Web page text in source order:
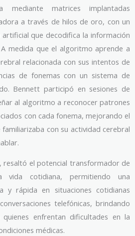
mediante matrices implantadas
a través de hilos de oro, con un
que decodifica la información
medida que el algoritmo aprende a
relacionada con sus intentos de
de fonemas con un sistema de
Bennett participó en sesiones de
al algoritmo a reconocer patrones
con cada fonema, mejorando el
con su actividad cerebral
resaltó el potencial transformador de
cotidiana, permitiendo una
y rápida en situaciones cotidianas
telefónicas, brindando
enfrentan dificultades en la
médicas.